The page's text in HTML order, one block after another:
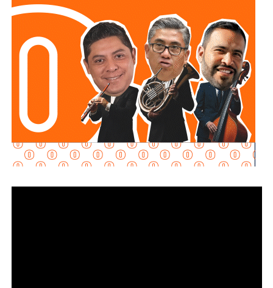
inversión permitirá reducir riesgos para el personal
operativo, atender con mayor rapidez situaciones de
emergencia y garantizar más seguridad y tranquilidad a las
familias potosinas.
Defensa Nacional mediante la aplicación del Plan DN-III-E,